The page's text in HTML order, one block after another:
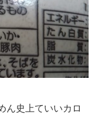
ん史上ていいカロ